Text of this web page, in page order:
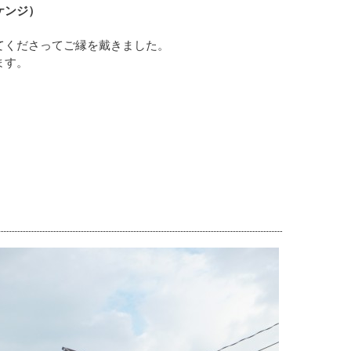
ジ）
ださってご縁を戴きました。
。